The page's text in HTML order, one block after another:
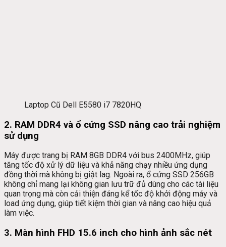
Laptop Cũ Dell E5580 i7 7820HQ
2. RAM DDR4 và ổ cứng SSD nâng cao trải nghiệm
sử dụng
Máy được trang bị RAM 8GB DDR4 với bus 2400MHz, giúp
tăng tốc độ xử lý dữ liệu và khả năng chạy nhiều ứng dụng
đồng thời mà không bị giật lag. Ngoài ra, ổ cứng SSD 256GB
không chỉ mang lại không gian lưu trữ đủ dùng cho các tài liệu
quan trọng mà còn cải thiện đáng kể tốc độ khởi động máy và
load ứng dụng, giúp tiết kiệm thời gian và nâng cao hiệu quả
làm việc.
3. Màn hình FHD 15.6 inch cho hình ảnh sắc nét